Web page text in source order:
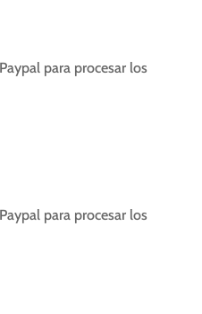
para procesar los
para procesar los